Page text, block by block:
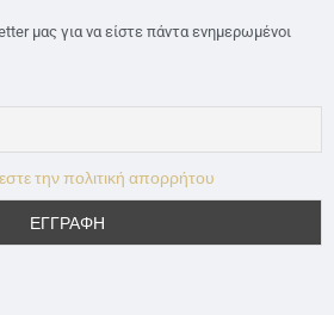
μας για να είστε πάντα ενημερωμένοι
την πολιτική απορρήτου